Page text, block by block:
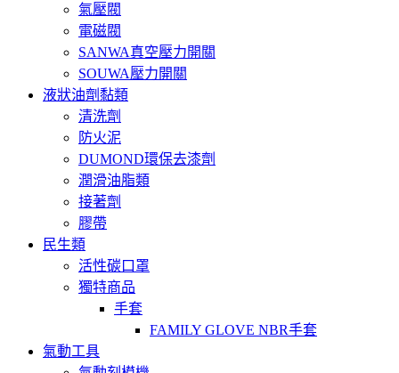
氣壓閥
電磁閥
SANWA真空壓力開關
SOUWA壓力開關
液狀油劑黏類
清洗劑
防火泥
DUMOND環保去漆劑
潤滑油脂類
接著劑
膠帶
民生類
活性碳口罩
獨特商品
手套
FAMILY GLOVE NBR手套
氣動工具